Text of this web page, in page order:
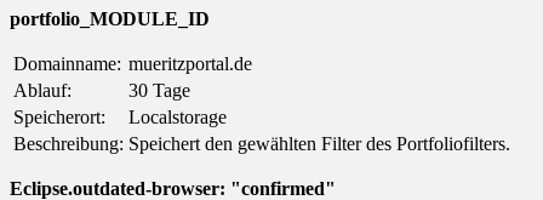
portfolio_MODULE_ID
Domainname: mueritzportal.de
Ablauf:
30 Tage
Speicherort:
Localstorage
Beschreibung: Speichert den gewählten Filter des Portfoliofilters.
Eclipse.outdated-browser: "confirmed"